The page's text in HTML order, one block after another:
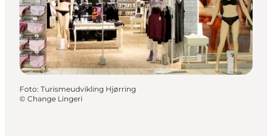
Overnatning
Planlæg din ferie
Foto: Turismeudvikling Hjørring
© Change Lingeri